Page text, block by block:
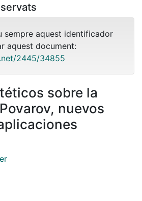
sempre aquest identificador
aquest document:
2445/34855
sobre la
nuevos